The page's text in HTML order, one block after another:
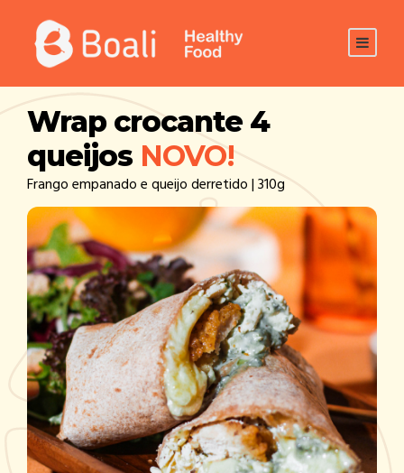
Wrap crocante 4
queijos NOVO!
Frango empanado e queijo derretido | 310g